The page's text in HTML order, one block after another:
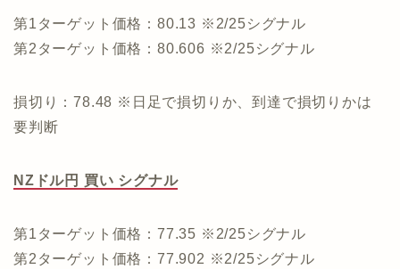
第1ターゲット価格：80.13 ※2/25シグナル
第2ターゲット価格：80.606 ※2/25シグナル
損切り：78.48 ※日足で損切りか、到達で損切りかは
要判断
NZドル円 買い シグナル
第1ターゲット価格：77.35 ※2/25シグナル
第2ターゲット価格：77.902 ※2/25シグナル